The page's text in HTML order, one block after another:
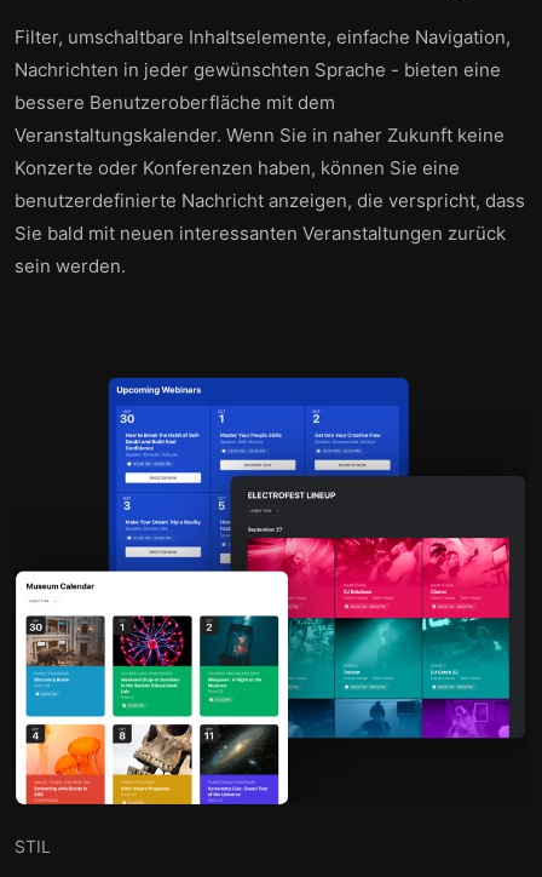
Filter, umschaltbare Inhaltselemente, einfache Navigation,
Nachrichten in jeder gewünschten Sprache - bieten eine
bessere Benutzeroberfläche mit dem
Veranstaltungskalender. Wenn Sie in naher Zukunft keine
Konzerte oder Konferenzen haben, können Sie eine
benutzerdefinierte Nachricht anzeigen, die verspricht, dass
Sie bald mit neuen interessanten Veranstaltungen zurück
sein werden.
STIL